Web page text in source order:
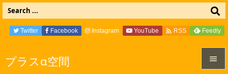
プラスα空間 
Twitter Facebook Instagram YouTube  RSS Feedly